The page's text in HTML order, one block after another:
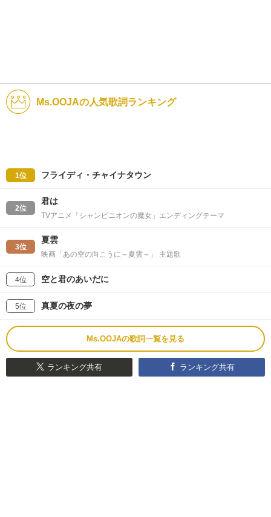
Ms.OOJAの人気歌詞ランキング
1位 フライディ・チャイナタウン
2位
君は
TVアニメ「シャンピニオンの魔女」エンディングテーマ
3位
夏雲
映画「あの空の向こうに～夏雲～」 主題歌
4位 空と君のあいだに
5位 真夏の夜の夢
Ms.OOJAの歌詞一覧を見る
ランキング共有 ランキング共有